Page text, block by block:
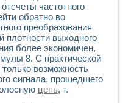
исследования течения в
«Изучение магнитных
основ интерфейсов обмена по
изучение адиабатического
электрических переходных
обработки результатов
плазменных измерений с
частотного
обратно во
преобразования
плотности выходного
более экономичен,
8. С практической
возможность
сигнала, прошедшего
цепь, т.